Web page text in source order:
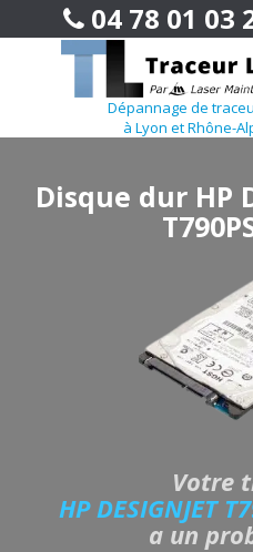
04 78 01 03
Dépannage de
à Lyon et Rhône-
Disque dur HP
Votre
HP DESIGNJET
a un